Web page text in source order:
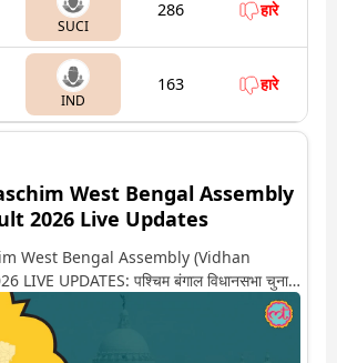
SUCI
286 हारे
IND
163 हारे
West Bengal Assembly
2026 Live Updates
West Bengal Assembly (Vidhan
LIVE UPDATES: पश्चिम बंगाल विधानसभा चुनाव
ही देर में शुरू होने वाली है. यहां देखें मगराहाट
कौन पीछे से लेकर किस तरफ जा रहें है रुझान. साथ
रही हर एक हलचल की अपडेट वो भी रियल टाइम में